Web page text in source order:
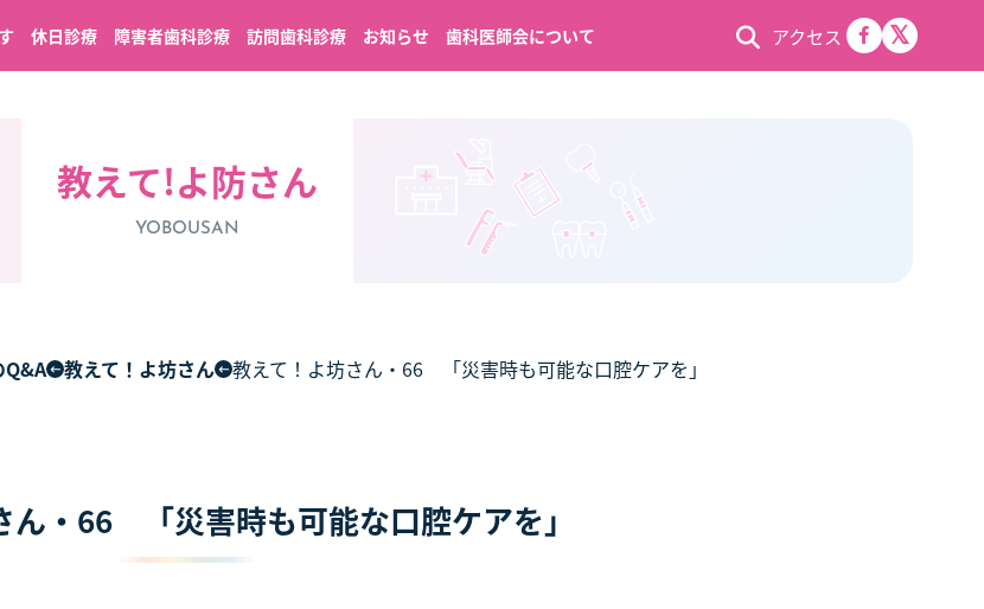
休日診療 障害者歯科診療 訪問歯科診療 お知らせ 歯科医師会について アクセス
教えて!よ防さん
YOBOUSAN
Q&A 教えて！よ坊さん 教えて！よ坊さん・66 「災害時も可能な口腔ケアを」
ん・66 「災害時も可能な口腔ケアを」